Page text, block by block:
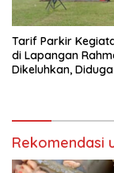
Tarif Parkir
di Lapangan
Dikeluhkan,
Rekomendasi